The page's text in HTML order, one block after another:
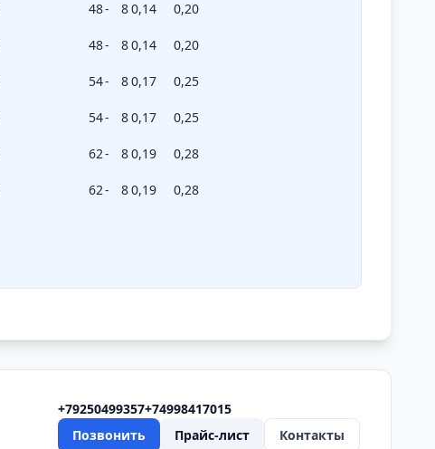
48- 80,14 0,20
48- 80,14 0,20
54- 80,17 0,25
54- 80,17 0,25
62- 80,19 0,28
62- 80,19 0,28
+79250499357+74998417015
Позвонить
Прайс-лист Контакты